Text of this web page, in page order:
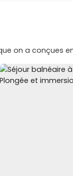
on a conçues